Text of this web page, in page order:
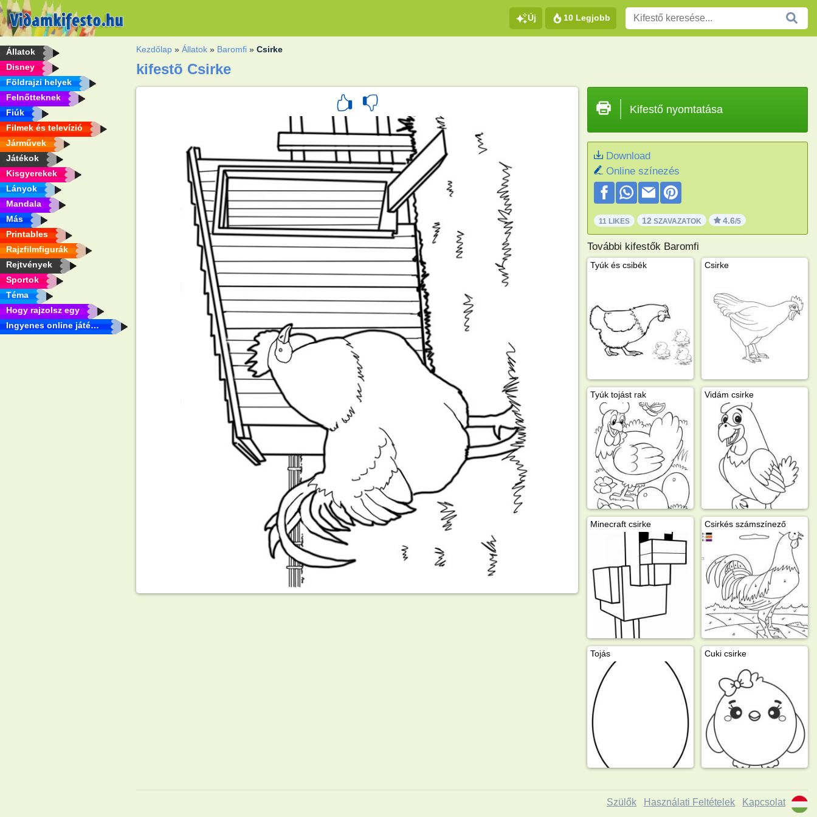
Új 10 Legjobb
Állatok
Disney
Földrajzi helyek
Felnőtteknek
Fiúk
Filmek és televízió
Járművek
Játékok
Kisgyerekek
Lányok
Mandala
Más
Printables
Rajzfilmfigurák
Rejtvények
Sportok
Téma
Hogy rajzolsz egy
Ingyenes online játékok
Kezdőlap »Állatok » Baromfi »Csirke
kifestõ Csirke
Kifestő nyomtatása
Download
Online színezés
11 LIKES 12 SZAVAZATOK 4.6/5
További kifestők Baromfi
Tyúk és csibék Csirke
Tyúk tojást rak Vidám csirke
Minecraft csirke Csirkés számszínező
Tojás Cuki csirke
Szülők Használati Feltételek Kapcsolat